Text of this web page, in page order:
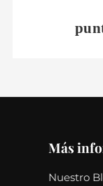
Más
Nuestro